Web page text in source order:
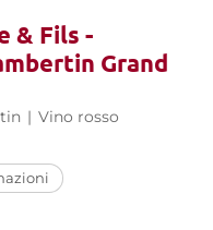
& Fils -
Grand
| Vino rosso